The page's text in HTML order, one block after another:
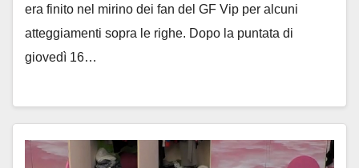
era finito nel mirino dei fan del GF Vip per alcuni
atteggiamenti sopra le righe. Dopo la puntata di
giovedì 16…